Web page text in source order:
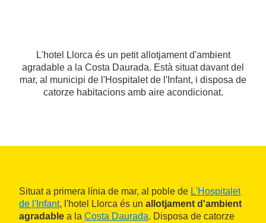
L'hotel Llorca és un petit allotjament d'ambient
agradable a la Costa Daurada. Està situat davant del
mar, al municipi de l'Hospitalet de l'Infant, i disposa de
catorze habitacions amb aire acondicionat.
Situat a primera línia de mar, al poble de L'Hospitalet
de l'Infant, l'hotel Llorca és un allotjament d'ambient
agradable a la Costa Daurada. Disposa de catorze